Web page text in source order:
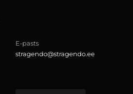
E-pasts
stragendo@stragendo.ee